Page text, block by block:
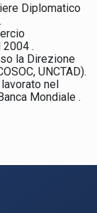
Diplomatico
2004 .
la Direzione
UNCTAD).
nel
Mondiale .